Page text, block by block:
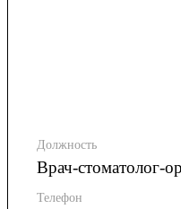
Должность
Врач-стоматолог-
Телефон